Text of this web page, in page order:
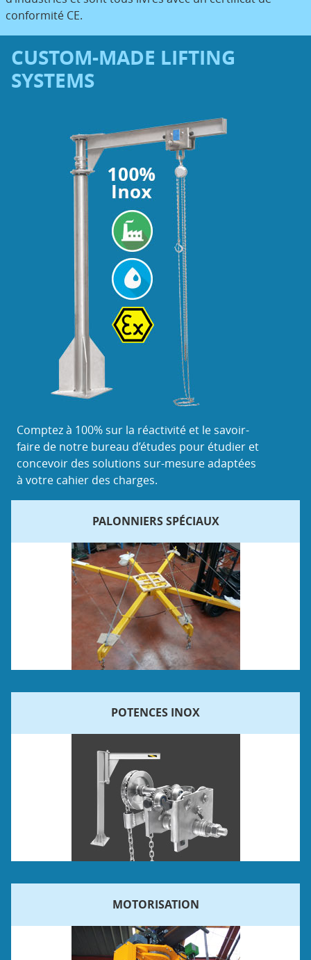
conformité CE.
CUSTOM-MADE LIFTING
SYSTEMS
Comptez à 100% sur la réactivité et le savoir-
faire de notre bureau d’études pour étudier et
concevoir des solutions sur-mesure adaptées
à votre cahier des charges.
PALONNIERS SPÉCIAUX
POTENCES INOX
MOTORISATION